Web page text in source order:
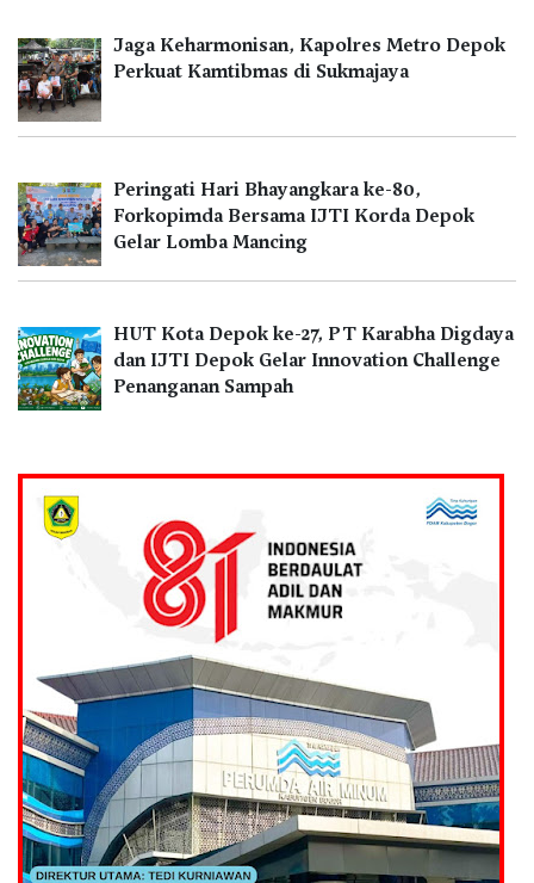
Jaga Keharmonisan, Kapolres Metro Depok
Perkuat Kamtibmas di Sukmajaya
Peringati Hari Bhayangkara ke-80,
Forkopimda Bersama IJTI Korda Depok
Gelar Lomba Mancing
HUT Kota Depok ke-27, PT Karabha Digdaya
dan IJTI Depok Gelar Innovation Challenge
Penanganan Sampah